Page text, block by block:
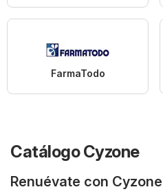
FarmaTodo
Catálogo Cyzone
Renuévate con Cyzone